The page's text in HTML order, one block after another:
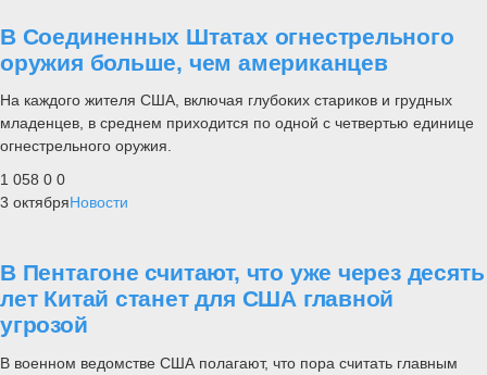
В Соединенных Штатах огнестрельного
оружия больше, чем американцев
На каждого жителя США, включая глубоких стариков и грудных
младенцев, в среднем приходится по одной с четвертью единице
огнестрельного оружия.
1 058 0 0
3 октябряНовости
В Пентагоне считают, что уже через десять
лет Китай станет для США главной
угрозой
В военном ведомстве США полагают, что пора считать главным